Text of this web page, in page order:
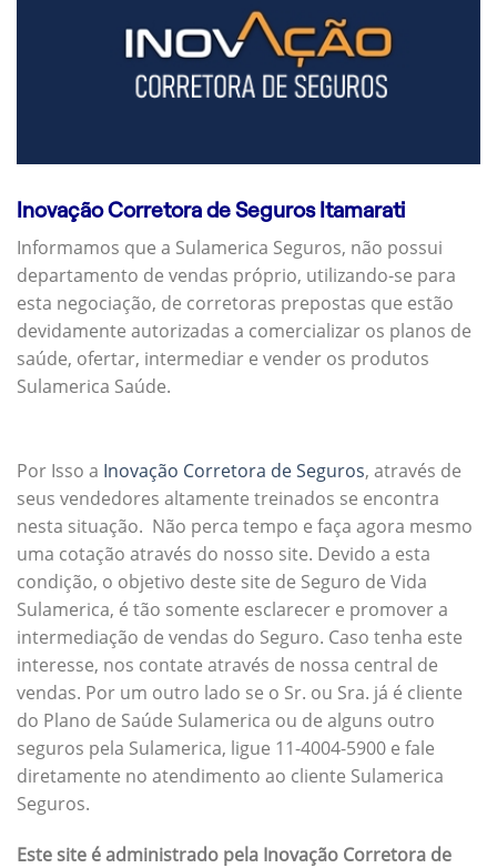
Inovação Corretora de Seguros Itamarati
Informamos que a Sulamerica Seguros, não possui
departamento de vendas próprio, utilizando-se para
esta negociação, de corretoras prepostas que estão
devidamente autorizadas a comercializar os planos de
saúde, ofertar, intermediar e vender os produtos
Sulamerica Saúde.
Por Isso a Inovação Corretora de Seguros, através de
seus vendedores altamente treinados se encontra
nesta situação. Não perca tempo e faça agora mesmo
uma cotação através do nosso site. Devido a esta
condição, o objetivo deste site de Seguro de Vida
Sulamerica, é tão somente esclarecer e promover a
intermediação de vendas do Seguro. Caso tenha este
interesse, nos contate através de nossa central de
vendas. Por um outro lado se o Sr. ou Sra. já é cliente
do Plano de Saúde Sulamerica ou de alguns outro
seguros pela Sulamerica, ligue 11-4004-5900 e fale
diretamente no atendimento ao cliente Sulamerica
Seguros.
Este site é administrado pela Inovação Corretora de